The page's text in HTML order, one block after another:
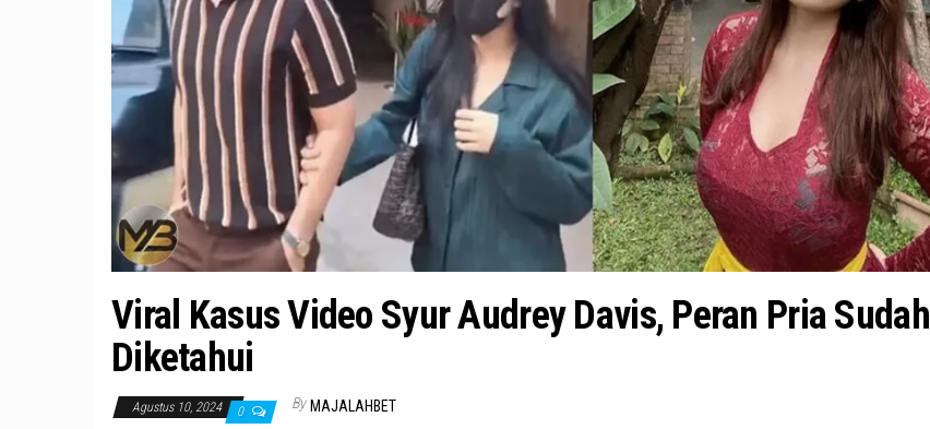
Viral Kasus Video Syur Audrey Davis, Peran Pria Sudah
Diketahui
Agustus 10, 2024 0 By MAJALAHBET